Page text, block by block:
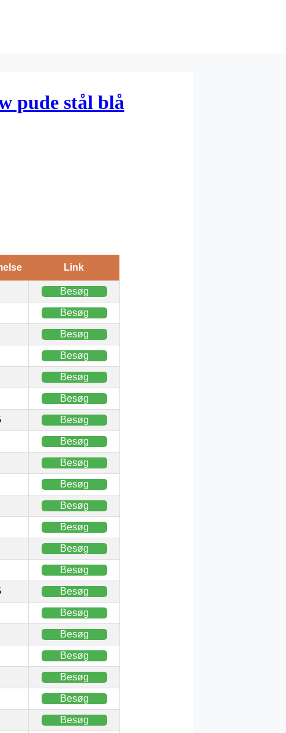
pude stål blå
Link
Besøg
Besøg
Besøg
Besøg
Besøg
Besøg
Besøg
Besøg
Besøg
Besøg
Besøg
Besøg
Besøg
Besøg
Besøg
Besøg
Besøg
Besøg
Besøg
Besøg
Besøg